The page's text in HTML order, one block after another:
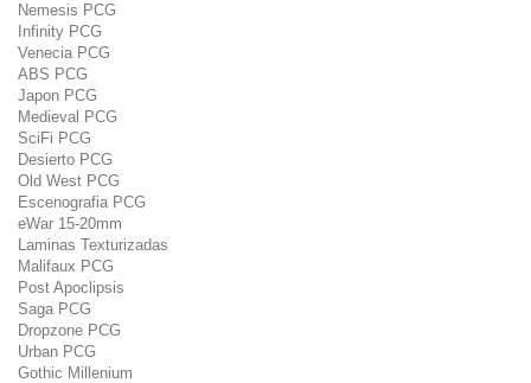
Nemesis PCG
Infinity PCG
Venecia PCG
ABS PCG
Japon PCG
Medieval PCG
SciFi PCG
Desierto PCG
Old West PCG
Escenografia PCG
eWar 15-20mm
Laminas Texturizadas
Malifaux PCG
Post Apoclipsis
Saga PCG
Dropzone PCG
Urban PCG
Gothic Millenium